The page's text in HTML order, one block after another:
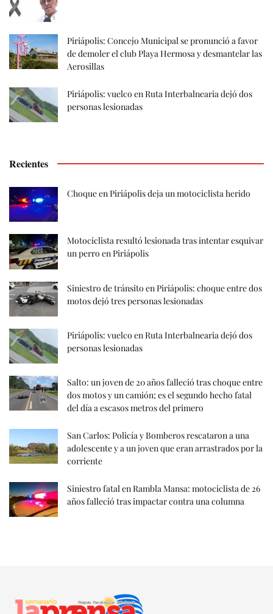
Piriápolis: Concejo Municipal se pronunció a favor
de demoler el club Playa Hermosa y desmantelar las
Aerosillas
Piriápolis: vuelco en Ruta Interbalnearia dejó dos
personas lesionadas
Recientes
Choque en Piriápolis deja un motociclista herido
Motociclista resultó lesionada tras intentar esquivar
un perro en Piriápolis
Siniestro de tránsito en Piriápolis: choque entre dos
motos dejó tres personas lesionadas
Piriápolis: vuelco en Ruta Interbalnearia dejó dos
personas lesionadas
Salto: un joven de 20 años falleció tras choque entre
dos motos y un camión; es el segundo hecho fatal
del día a escasos metros del primero
San Carlos: Policía y Bomberos rescataron a una
adolescente y a un joven que eran arrastrados por la
corriente
Siniestro fatal en Rambla Mansa: motociclista de 26
años falleció tras impactar contra una columna